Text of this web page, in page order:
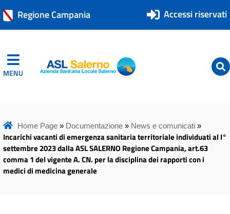
Regione Campania Accessi riservati
MENU ASL Salerno
ASL Salerno
Home Page» Documentazione» News e comunicati»
Incarichi vacanti di emergenza sanitaria territoriale individuati al I°
settembre 2023 dalla ASL SALERNO Regione Campania, art.63
comma 1 del vigente A. CN. per la disciplina dei rapporti con i
medici di medicina generale